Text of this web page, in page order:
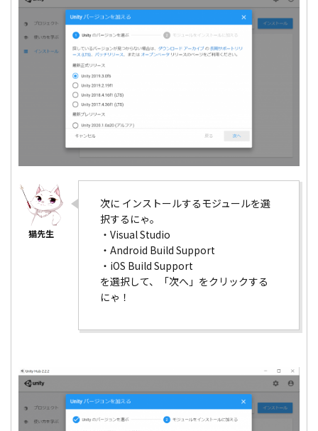
次に インストールするモジュールを選
択するにゃ。
・Visual Studio
・Android Build Support
・iOS Build Support
を選択して、「次へ」をクリックする
にゃ！